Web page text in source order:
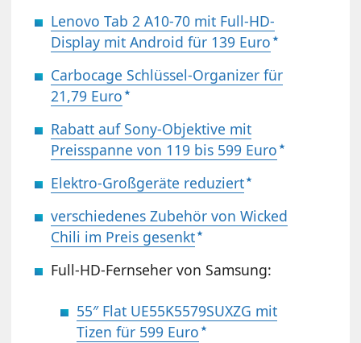
Lenovo Tab 2 A10-70 mit Full-HD-
Display mit Android für 139 Euro
Carbocage Schlüssel-Organizer für
21,79 Euro
Rabatt auf Sony-Objektive mit
Preisspanne von 119 bis 599 Euro
Elektro-Großgeräte reduziert
verschiedenes Zubehör von Wicked
Chili im Preis gesenkt
Full-HD-Fernseher von Samsung:
55″ Flat UE55K5579SUXZG mit
Tizen für 599 Euro